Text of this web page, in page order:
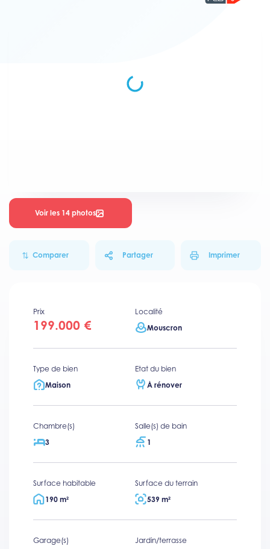
Voir les 14 photos
Comparer Partager Imprimer
Prix
199.000 €
Localité
Mouscron
Type de bien
Maison
Etat du bien
À rénover
Chambre(s)
3
Salle(s) de bain
1
Surface habitable
190 m²
Surface du terrain
539 m²
Garage(s)
Jardin/terrasse